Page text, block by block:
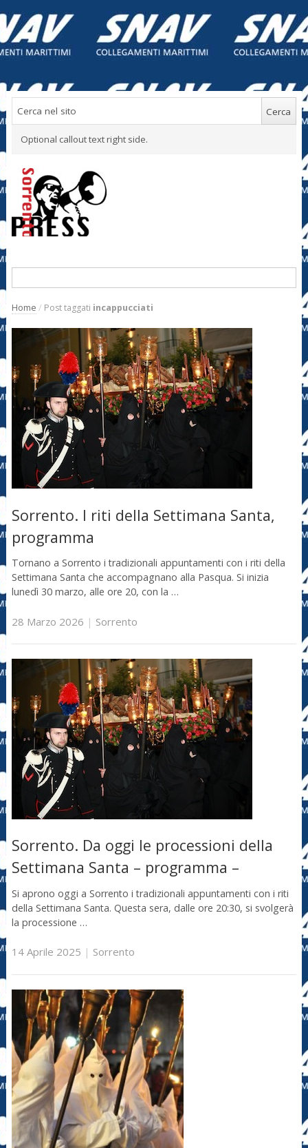
Optional callout text right side.
Home / Post taggati incappucciati
Sorrento. I riti della Settimana Santa,
programma
Tornano a Sorrento i tradizionali appuntamenti con i riti della
Settimana Santa che accompagnano alla Pasqua. Si inizia
lunedì 30 marzo, alle ore 20, con la …
28 Marzo 2026 | Sorrento
Sorrento. Da oggi le processioni della
Settimana Santa – programma –
Si aprono oggi a Sorrento i tradizionali appuntamenti con i riti
della Settimana Santa. Questa sera, dalle ore 20:30, si svolgerà
la processione …
14 Aprile 2025 | Sorrento